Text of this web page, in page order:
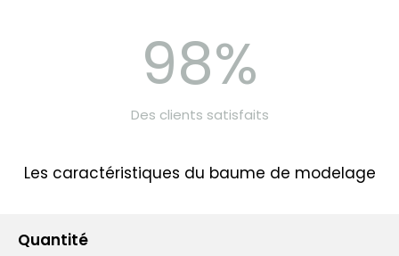
98%
Des clients satisfaits
Les caractéristiques du baume de modelage
Quantité